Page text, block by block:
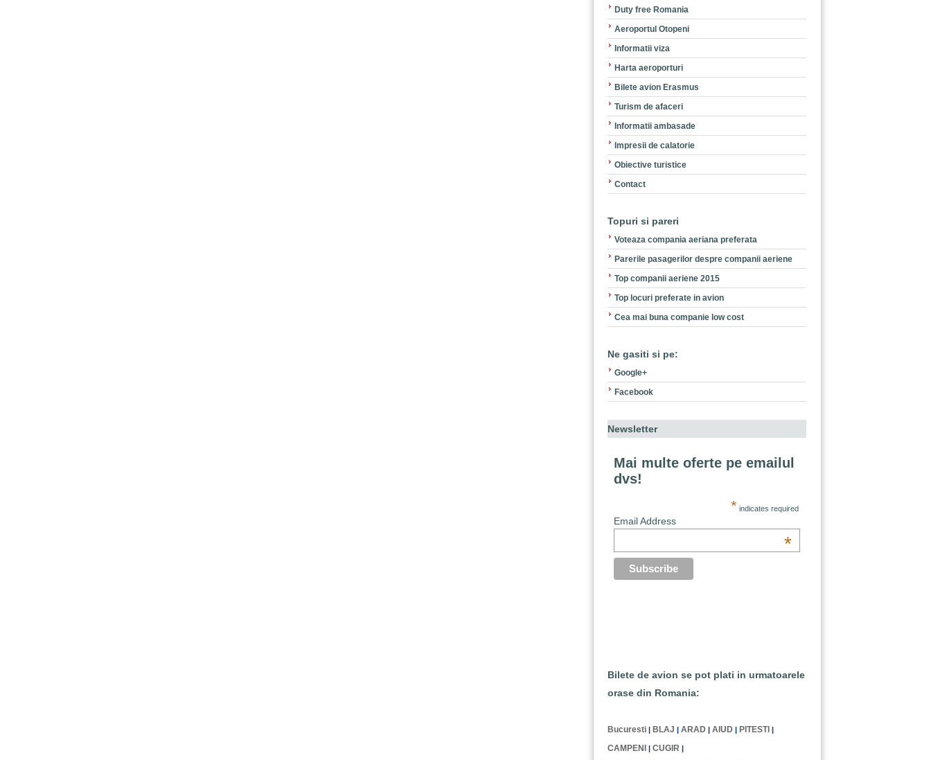
Duty free Romania
Aeroportul Otopeni
Informatii viza
Harta aeroporturi
Bilete avion Erasmus
Turism de afaceri
Informatii ambasade
Impresii de calatorie
Obiective turistice
Contact
Topuri si pareri
Voteaza compania aeriana preferata
Parerile pasagerilor despre companii aeriene
Top companii aeriene 2015
Top locuri preferate in avion
Cea mai buna companie low cost
Ne gasiti si pe:
Google+
Facebook
Newsletter
Mai multe oferte pe emailul
dvs!
* indicates required
Email Address
*
Bilete de avion se pot plati in urmatoarele
orase din Romania:
Bucuresti | BLAJ |ARAD |AIUD | PITESTI |
CAMPENI |CUGIR |